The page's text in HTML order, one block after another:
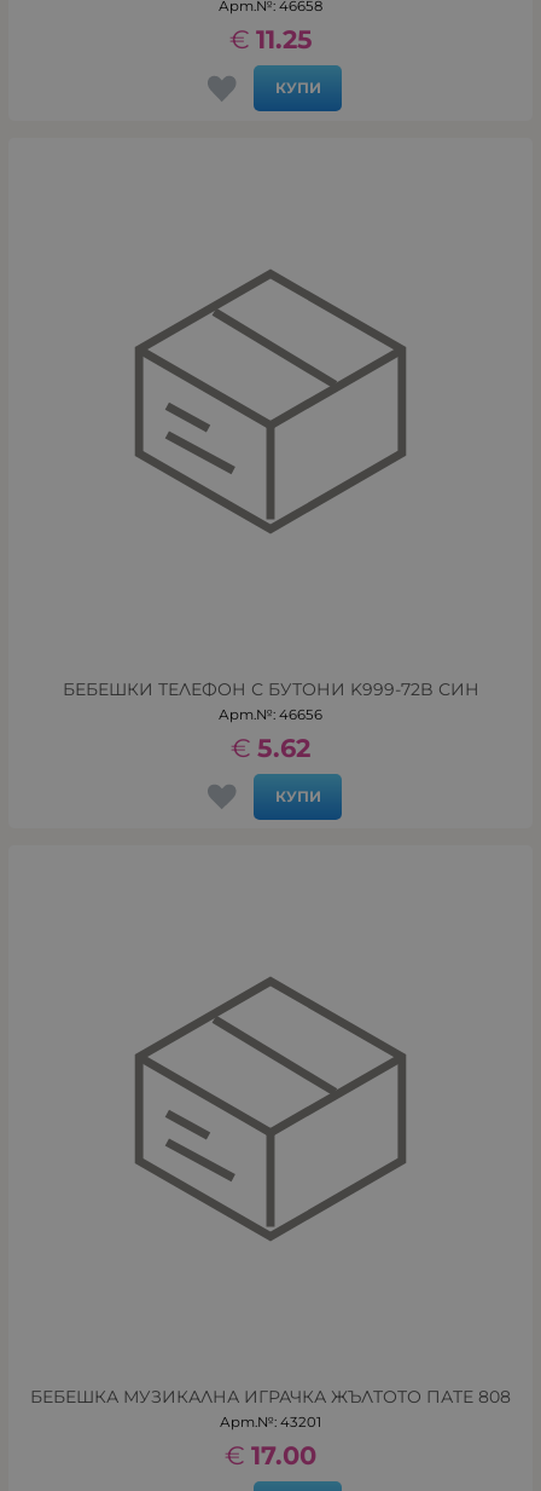
Арт.№: 46658
11.25
€
КУПИ
БЕБЕШКИ ТЕЛЕФОН С БУТОНИ K999-72B СИН
Арт.№: 46656
5.62
€
КУПИ
БЕБЕШКА МУЗИКАЛНА ИГРАЧКА ЖЪЛТОТО ПАТЕ 808
Арт.№: 43201
17.00
€